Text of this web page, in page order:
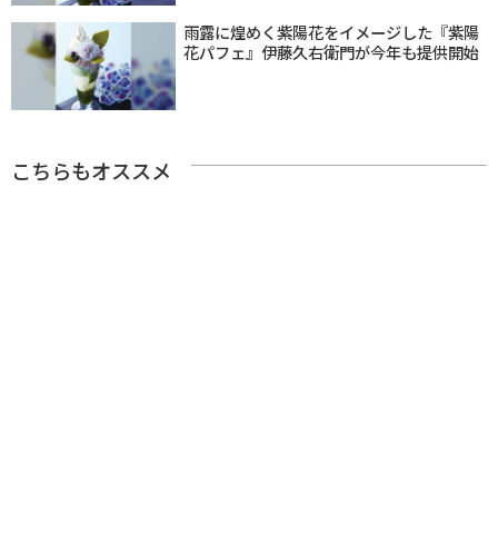
雨露に煌めく紫陽花をイメージした『紫陽
花パフェ』伊藤久右衛門が今年も提供開始
こちらもオススメ